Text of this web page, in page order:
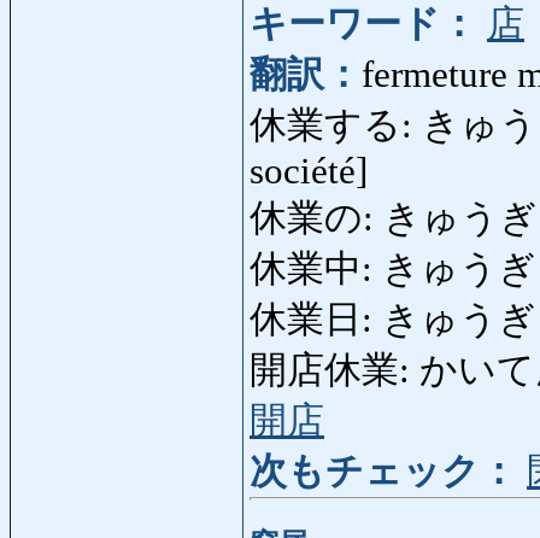
キーワード：
店
翻訳： fermeture
休業する: きゅ
société]
休業の: きゅうぎ
休業中: きゅう
休業日: きゅう
開店休業: かい
開店
次もチェック：